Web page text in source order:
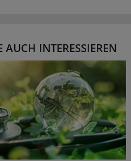
AUCH INTERESSIEREN